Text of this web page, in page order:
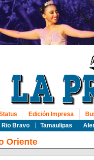
Rio Bravo Tamaulipas
Edición Impresa
Oriente